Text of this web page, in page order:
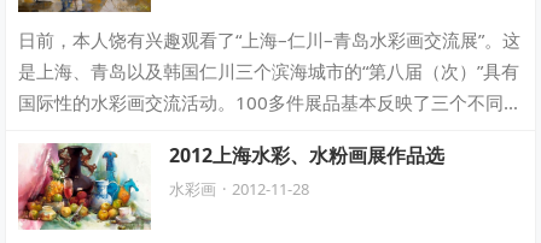
日前，本人饶有兴趣观看了“上海–仁川–青岛水彩画交流展”。这
是上海、青岛以及韩国仁川三个滨海城市的“第八届（次）”具有
国际性的水彩画交流活动。100多件展品基本反映了三个不同
2012上海水彩、水粉画展作品选
水彩画 · 2012-11-28